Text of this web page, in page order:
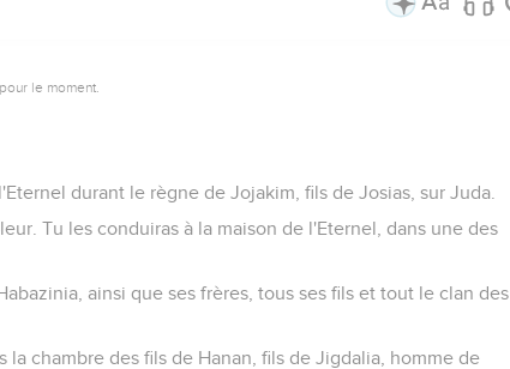
le moment.
durant le règne de Jojakim, fils de Josias, sur Juda.
Tu les conduiras à la maison de l'Eternel, dans une des
ainsi que ses frères, tous ses fils et tout le clan des
chambre des fils de Hanan, fils de Jigdalia, homme de